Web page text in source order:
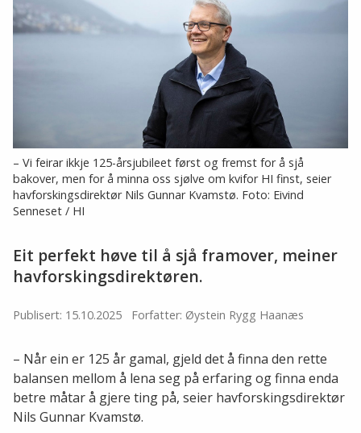
– Vi feirar ikkje 125-årsjubileet først og fremst for å sjå
bakover, men for å minna oss sjølve om kvifor HI finst, seier
havforskingsdirektør Nils Gunnar Kvamstø. Foto: Eivind
Senneset / HI
Eit perfekt høve til å sjå framover, meiner
havforskingsdirektøren.
Publisert: 15.10.2025 Forfatter: Øystein Rygg Haanæs
– Når ein er 125 år gamal, gjeld det å finna den rette
balansen mellom å lena seg på erfaring og finna enda
betre måtar å gjere ting på, seier havforskingsdirektør
Nils Gunnar Kvamstø.